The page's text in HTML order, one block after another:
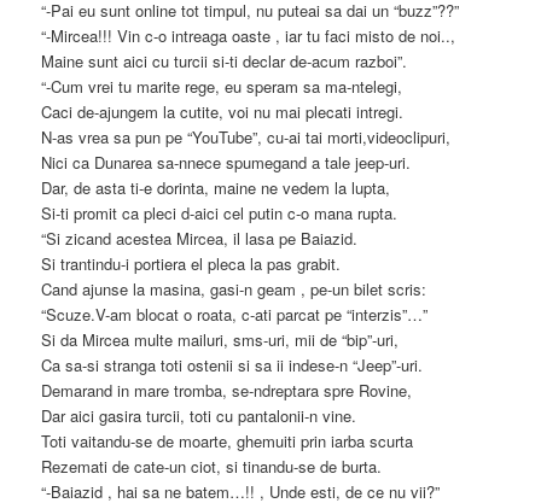
“-Pai eu sunt online tot timpul, nu puteai sa dai un “buzz”??”
“-Mircea!!! Vin c-o intreaga oaste , iar tu faci misto de noi..,
Maine sunt aici cu turcii si-ti declar de-acum razboi”.
“-Cum vrei tu marite rege, eu speram sa ma-ntelegi,
Caci de-ajungem la cutite, voi nu mai plecati intregi.
N-as vrea sa pun pe “YouTube”, cu-ai tai morti,videoclipuri,
Nici ca Dunarea sa-nnece spumegand a tale jeep-uri.
Dar, de asta ti-e dorinta, maine ne vedem la lupta,
Si-ti promit ca pleci d-aici cel putin c-o mana rupta.
“Si zicand acestea Mircea, il lasa pe Baiazid.
Si trantindu-i portiera el pleca la pas grabit.
Cand ajunse la masina, gasi-n geam , pe-un bilet scris:
“Scuze.V-am blocat o roata, c-ati parcat pe “interzis”…”
Si da Mircea multe mailuri, sms-uri, mii de “bip”-uri,
Ca sa-si stranga toti ostenii si sa ii indese-n “Jeep”-uri.
Demarand in mare tromba, se-ndreptara spre Rovine,
Dar aici gasira turcii, toti cu pantalonii-n vine.
Toti vaitandu-se de moarte, ghemuiti prin iarba scurta
Rezemati de cate-un ciot, si tinandu-se de burta.
“-Baiazid , hai sa ne batem…!! , Unde esti, de ce nu vii?”